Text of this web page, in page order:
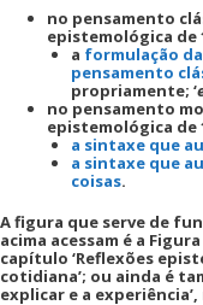
no pensamento
epistemológica de
a formulação
pensamento
propriamente; ‘
no pensamento
epistemológica de
a sintaxe que
a sintaxe que
coisas.
A figura que serve de
acima acessam é a
capítulo ‘Reflexões
cotidiana’; ou ainda é
explicar e a